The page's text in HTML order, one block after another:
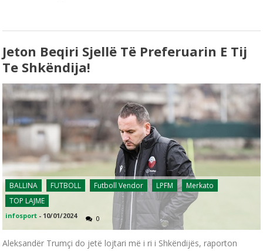
Jeton Beqiri Sjellë Të Preferuarin E Tij
Te Shkëndija!
BALLINA FUTBOLL Futboll Vendor LPFM
Merkato
TOP LAJME
infosport - 10/01/2024 0
Aleksandër Trumçi do jetë lojtari më i ri i Shkëndijës, raporton